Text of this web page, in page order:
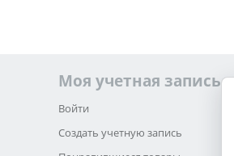
Моя учетная запись
Войти
Создать учетную запись